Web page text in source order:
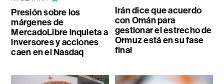
Presión sobre los
márgenes de
MercadoLibre inquieta a
inversores y acciones
caen en el Nasdaq
Irán dice que acuerdo
con Omán para
gestionar el estrecho de
Ormuz está en su fase
final